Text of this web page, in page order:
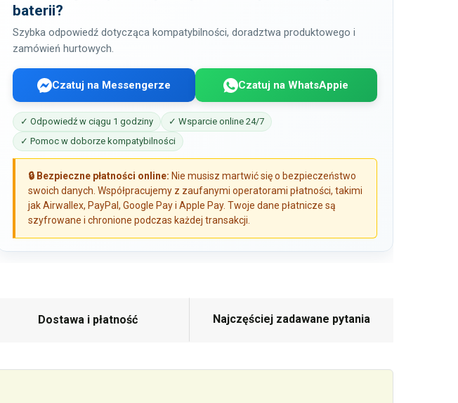
baterii?
Szybka odpowiedź dotycząca kompatybilności, doradztwa produktowego i
zamówień hurtowych.
Czatuj na Messengerze Czatuj na WhatsAppie
✓ Odpowiedź w ciągu 1 godziny
✓ Wsparcie online 24/7
✓ Pomoc w doborze kompatybilności
🔒 Bezpieczne płatności online: Nie musisz martwić się o bezpieczeństwo
swoich danych. Współpracujemy z zaufanymi operatorami płatności, takimi
jak Airwallex, PayPal, Google Pay i Apple Pay. Twoje dane płatnicze są
szyfrowane i chronione podczas każdej transakcji.
Dostawa i płatność Najczęściej zadawane pytania